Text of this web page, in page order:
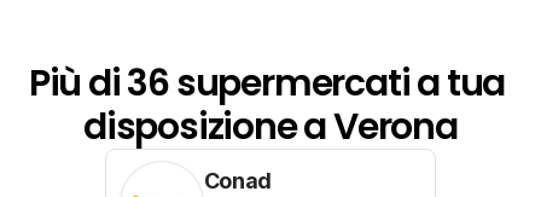
Più di 36 supermercati a tua
disposizione a Verona
Conad